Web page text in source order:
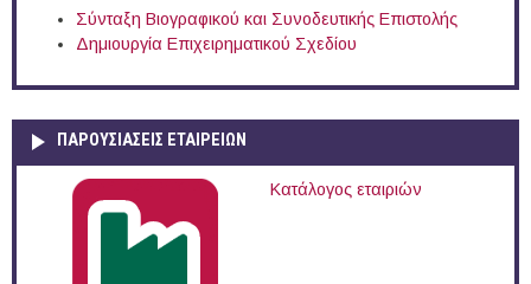
Σύνταξη Βιογραφικού και Συνοδευτικής Επιστολής
Δημιουργία Επιχειρηματικού Σχεδίου
ΠΑΡΟΥΣΙΆΣΕΙΣ ΕΤΑΙΡΕΙΏΝ
Κατάλογος εταιριών